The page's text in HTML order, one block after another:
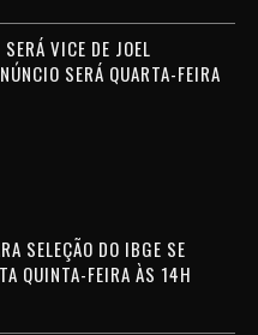
SERÁ VICE DE JOEL
SERÁ QUARTA-FEIRA
SELEÇÃO DO IBGE SE
QUINTA-FEIRA ÀS 14H